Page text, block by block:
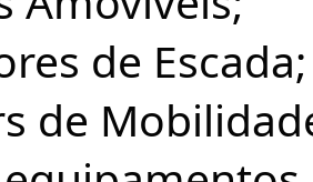
de Escada;
de